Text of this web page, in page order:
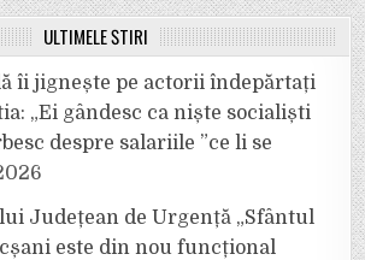
ULTIMELE ȘTIRI
îi jignește pe actorii îndepărtați
„Ei gândesc ca niște socialiști
despre salariile ”ce li se
Județean de Urgență „Sfântul
este din nou funcțional